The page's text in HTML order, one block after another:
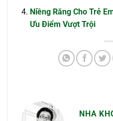
Niềng Răng Cho Trẻ
Ưu Điểm Vượt Trội
NHA